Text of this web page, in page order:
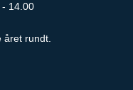
14.00
rundt.